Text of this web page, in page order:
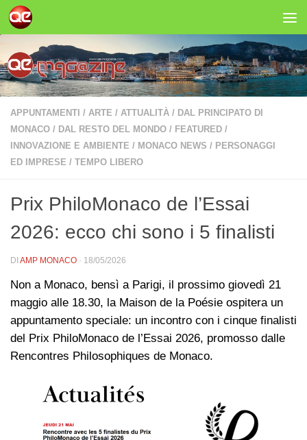
Salta al contenuto
APPUNTAMENTI / ARTE / ATTUALITÀ / DAL PRINCIPATO DI
MONACO / DAL RESTO DEL MONDO / FEATURED /
INNOVAZIONE E AMBIENTE / MONACO NEWS / PERSONAGGI
ED IMPRESE / TEMPO LIBERO
Prix PhiloMonaco de l’Essai
2026: ecco chi sono i 5 finalisti
DI AMP MONACO · 18/05/2026
Non a Monaco, bensì a Parigi, il prossimo giovedì 21
maggio alle 18.30, la Maison de la Poésie ospitera un
appuntamento speciale: un incontro con i cinque finalisti
del Prix PhiloMonaco de l’Essai 2026, promosso dalle
Rencontres Philosophiques de Monaco.